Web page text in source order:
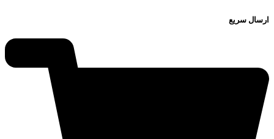
ارسال سریع